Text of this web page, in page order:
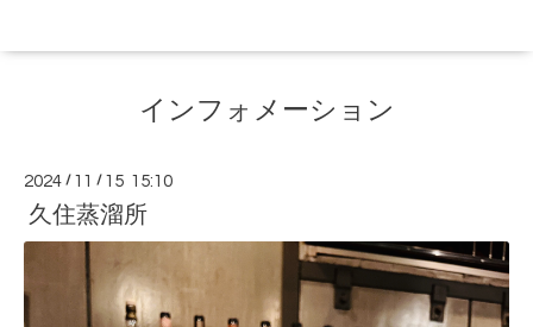
インフォメーション
2024 / 11 / 15 15:10
久住蒸溜所